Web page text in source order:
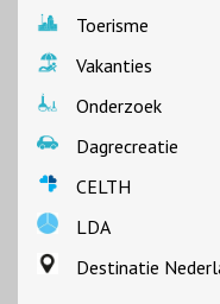
Toerisme
Vakanties
Onderzoek
Dagrecreatie
CELTH
LDA
Destinatie